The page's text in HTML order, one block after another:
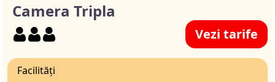
Camera Tripla
Vezi tarife
Facilități